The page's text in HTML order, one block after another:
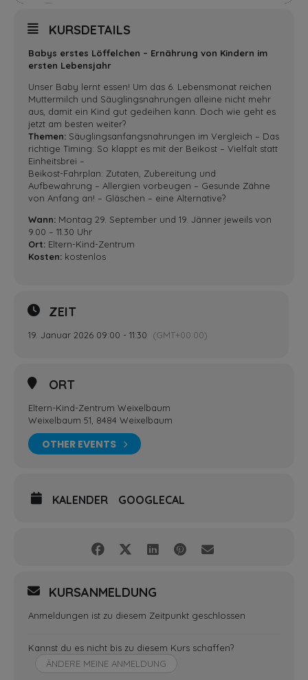
KURSDETAILS
Babys erstes Löffelchen – Ernährung von Kindern im
ersten Lebensjahr
Unser Baby lernt essen! Um das 6. Lebensmonat reichen
Muttermilch und Säuglingsnahrungen alleine nicht mehr
aus, damit ein Kind gut gedeihen kann. Doch wie geht es
jetzt am besten weiter?
Themen: Säuglingsanfangsnahrungen im Vergleich – Das
richtige Timing: So klappt es mit der Beikost – Vielfalt statt
Einheitsbrei –
Beikost-Fahrplan: Zutaten, Zubereitung und
Aufbewahrung – Allergien vorbeugen – Gesunde Zähne
von Anfang an! – Gläschen – eine Alternative?
Wann: Montag 29. September und 19. Jänner jeweils von
9.00 – 11.30 Uhr
Ort: Eltern-Kind-Zentrum
Kosten: kostenlos
ZEIT
19. Januar 2026 09:00 - 11:30 (GMT+00:00)
ORT
Eltern-Kind-Zentrum Weixelbaum
Weixelbaum 51, 8484 Weixelbaum
OTHER EVENTS
KALENDER GOOGLECAL
KURSANMELDUNG
Anmeldungen ist zu diesem Zeitpunkt geschlossen
Kannst du es nicht bis zu diesem Kurs schaffen?
ÄNDERE MEINE ANMELDUNG